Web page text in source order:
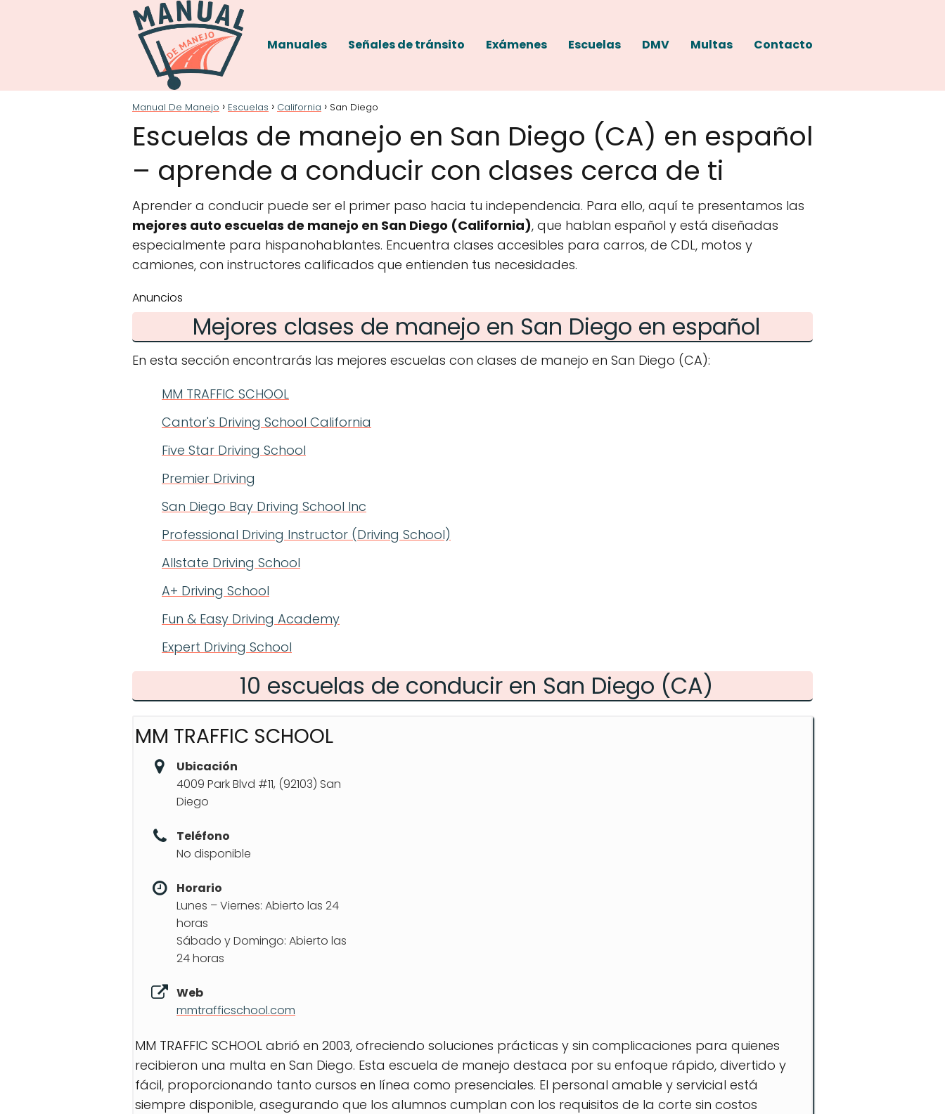
Manuales Señales de tránsito Exámenes Escuelas DMV Multas Contacto
Manual De Manejo Escuelas California San Diego
Escuelas de manejo en San Diego (CA) en español
– aprende a conducir con clases cerca de ti
Aprender a conducir puede ser el primer paso hacia tu independencia. Para ello, aquí te presentamos las
mejores auto escuelas de manejo en San Diego (California), que hablan español y está diseñadas
especialmente para hispanohablantes. Encuentra clases accesibles para carros, de CDL, motos y
camiones, con instructores calificados que entienden tus necesidades.
Anuncios
Mejores clases de manejo en San Diego en español
En esta sección encontrarás las mejores escuelas con clases de manejo en San Diego (CA):
MM TRAFFIC SCHOOL
Cantor's Driving School California
Five Star Driving School
Premier Driving
San Diego Bay Driving School Inc
Professional Driving Instructor (Driving School)
Allstate Driving School
A+ Driving School
Fun & Easy Driving Academy
Expert Driving School
10 escuelas de conducir en San Diego (CA)
MM TRAFFIC SCHOOL
Ubicación
4009 Park Blvd #11, (92103) San
Diego
Teléfono
No disponible
Horario
Lunes – Viernes: Abierto las 24
horas
Sábado y Domingo: Abierto las
24 horas
Web
mmtrafficschool.com
MM TRAFFIC SCHOOL abrió en 2003, ofreciendo soluciones prácticas y sin complicaciones para quienes
recibieron una multa en San Diego. Esta escuela de manejo destaca por su enfoque rápido, divertido y
fácil, proporcionando tanto cursos en línea como presenciales. El personal amable y servicial está
siempre disponible, asegurando que los alumnos cumplan con los requisitos de la corte sin costos